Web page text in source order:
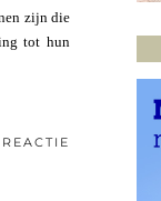
zijn die
tot hun